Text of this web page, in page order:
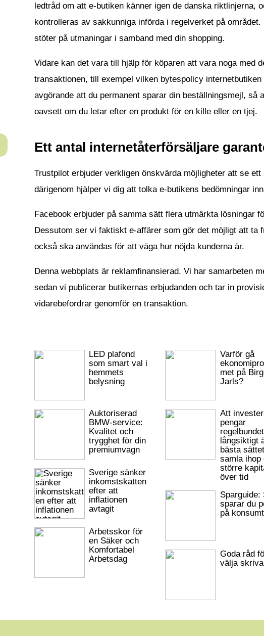
ledtråd om att e-butiken känner igen de danska riktlinjerna,
kontrolleras av sakkunniga införda i regelverket på
stöter på utmaningar i samband med din shopping.
Vidare kan det vara till hjälp för köparen att vara noga med
transaktionen, till exempel vilken bytespolicy
avgörande att du permanent sparar din beställningsmejl, så
oavsett om du letar efter en produkt för en kille eller en tjej.
Ett antal internetåterförsäljare
Trustpilot erbjuder verkligen önskvärda möjligheter att se
därigenom hjälper vi dig att tolka e-butikens bedömningar
Facebook erbjuder på samma sätt flera utmärkta lösningar
Dessutom ser vi faktiskt e-affärer som gör det möjligt att ta
också ska användas för att väga hur nöjda kunderna är.
Denna webbplats är reklamfinansierad. Vi har samarbeten
sedan vi publicerar butikernas erbjudanden och tar in
vidarebefordrar genomför en transaktion.
LED plafond
som smart val i
hemmets
belysning
Auktoriserad
BMW-service:
Kvalitet och
trygghet för din
premiumvagn
Sverige sänker
inkomstskatten
efter att
inflationen
avtagit
Arbetsskor för
en Säker och
Komfortabel
Arbetsdag
Varför gå
met på
Jarls?
Att
pengar
långsiktigt
bästa
samla ihop
större
över tid
Sparguide:
sparar du
på
Goda råd
välja